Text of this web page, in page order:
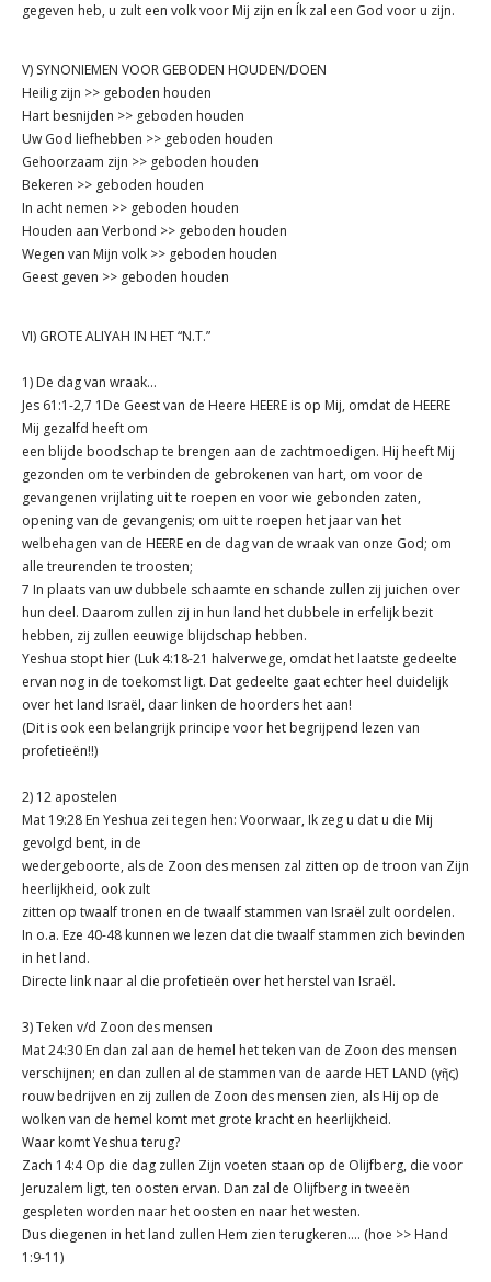
gegeven heb, u zult een volk voor Mij zijn en Ík zal een God voor u zijn.
V) SYNONIEMEN VOOR GEBODEN HOUDEN/DOEN
Heilig zijn >> geboden houden
Hart besnijden >> geboden houden
Uw God liefhebben >> geboden houden
Gehoorzaam zijn >> geboden houden
Bekeren >> geboden houden
In acht nemen >> geboden houden
Houden aan Verbond >> geboden houden
Wegen van Mijn volk >> geboden houden
Geest geven >> geboden houden
VI) GROTE ALIYAH IN HET “N.T.”
1) De dag van wraak...
Jes 61:1-2,7 1De Geest van de Heere HEERE is op Mij, omdat de HEERE
Mij gezalfd heeft om
een blijde boodschap te brengen aan de zachtmoedigen. Hij heeft Mij
gezonden om te verbinden de gebrokenen van hart, om voor de
gevangenen vrijlating uit te roepen en voor wie gebonden zaten,
opening van de gevangenis; om uit te roepen het jaar van het
welbehagen van de HEERE en de dag van de wraak van onze God; om
alle treurenden te troosten;
7 In plaats van uw dubbele schaamte en schande zullen zij juichen over
hun deel. Daarom zullen zij in hun land het dubbele in erfelijk bezit
hebben, zij zullen eeuwige blijdschap hebben.
Yeshua stopt hier (Luk 4:18-21 halverwege, omdat het laatste gedeelte
ervan nog in de toekomst ligt. Dat gedeelte gaat echter heel duidelijk
over het land Israël, daar linken de hoorders het aan!
(Dit is ook een belangrijk principe voor het begrijpend lezen van
profetieën!!)
2) 12 apostelen
Mat 19:28 En Yeshua zei tegen hen: Voorwaar, Ik zeg u dat u die Mij
gevolgd bent, in de
wedergeboorte, als de Zoon des mensen zal zitten op de troon van Zijn
heerlijkheid, ook zult
zitten op twaalf tronen en de twaalf stammen van Israël zult oordelen.
In o.a. Eze 40-48 kunnen we lezen dat die twaalf stammen zich bevinden
in het land.
Directe link naar al die profetieën over het herstel van Israël.
3) Teken v/d Zoon des mensen
Mat 24:30 En dan zal aan de hemel het teken van de Zoon des mensen
verschijnen; en dan zullen al de stammen van de aarde HET LAND (γῆς)
rouw bedrijven en zij zullen de Zoon des mensen zien, als Hij op de
wolken van de hemel komt met grote kracht en heerlijkheid.
Waar komt Yeshua terug?
Zach 14:4 Op die dag zullen Zijn voeten staan op de Olijfberg, die voor
Jeruzalem ligt, ten oosten ervan. Dan zal de Olijfberg in tweeën
gespleten worden naar het oosten en naar het westen.
Dus diegenen in het land zullen Hem zien terugkeren.... (hoe >> Hand
1:9-11)